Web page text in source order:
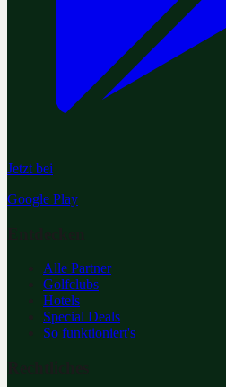
Jetzt bei
Google Play
Alle Partner
Golfclubs
Hotels
Special Deals
So funktioniert's